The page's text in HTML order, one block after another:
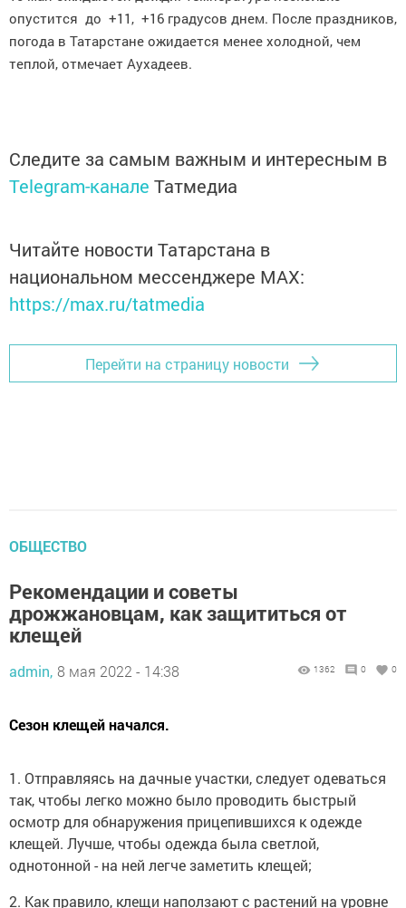
опустится до +11, +16 градусов днем. После праздников,
погода в Татарстане ожидается менее холодной, чем
теплой, отмечает Аухадеев.
Следите за самым важным и интересным в
Telegram-канале Татмедиа
Читайте новости Татарстана в
национальном мессенджере MАХ:
https://max.ru/tatmedia
Перейти на страницу новости
ОБЩЕСТВО
Рекомендации и советы
дрожжановцам, как защититься от
клещей
admin, 8 мая 2022 - 14:38 1362 0 0
Сезон клещей начался.
1. Отправляясь на дачные участки, следует одеваться
так, чтобы легко можно было проводить быстрый
осмотр для обнаружения прицепившихся к одежде
клещей. Лучше, чтобы одежда была светлой,
однотонной - на ней легче заметить клещей;
2. Как правило, клещи наползают с растений на уровне